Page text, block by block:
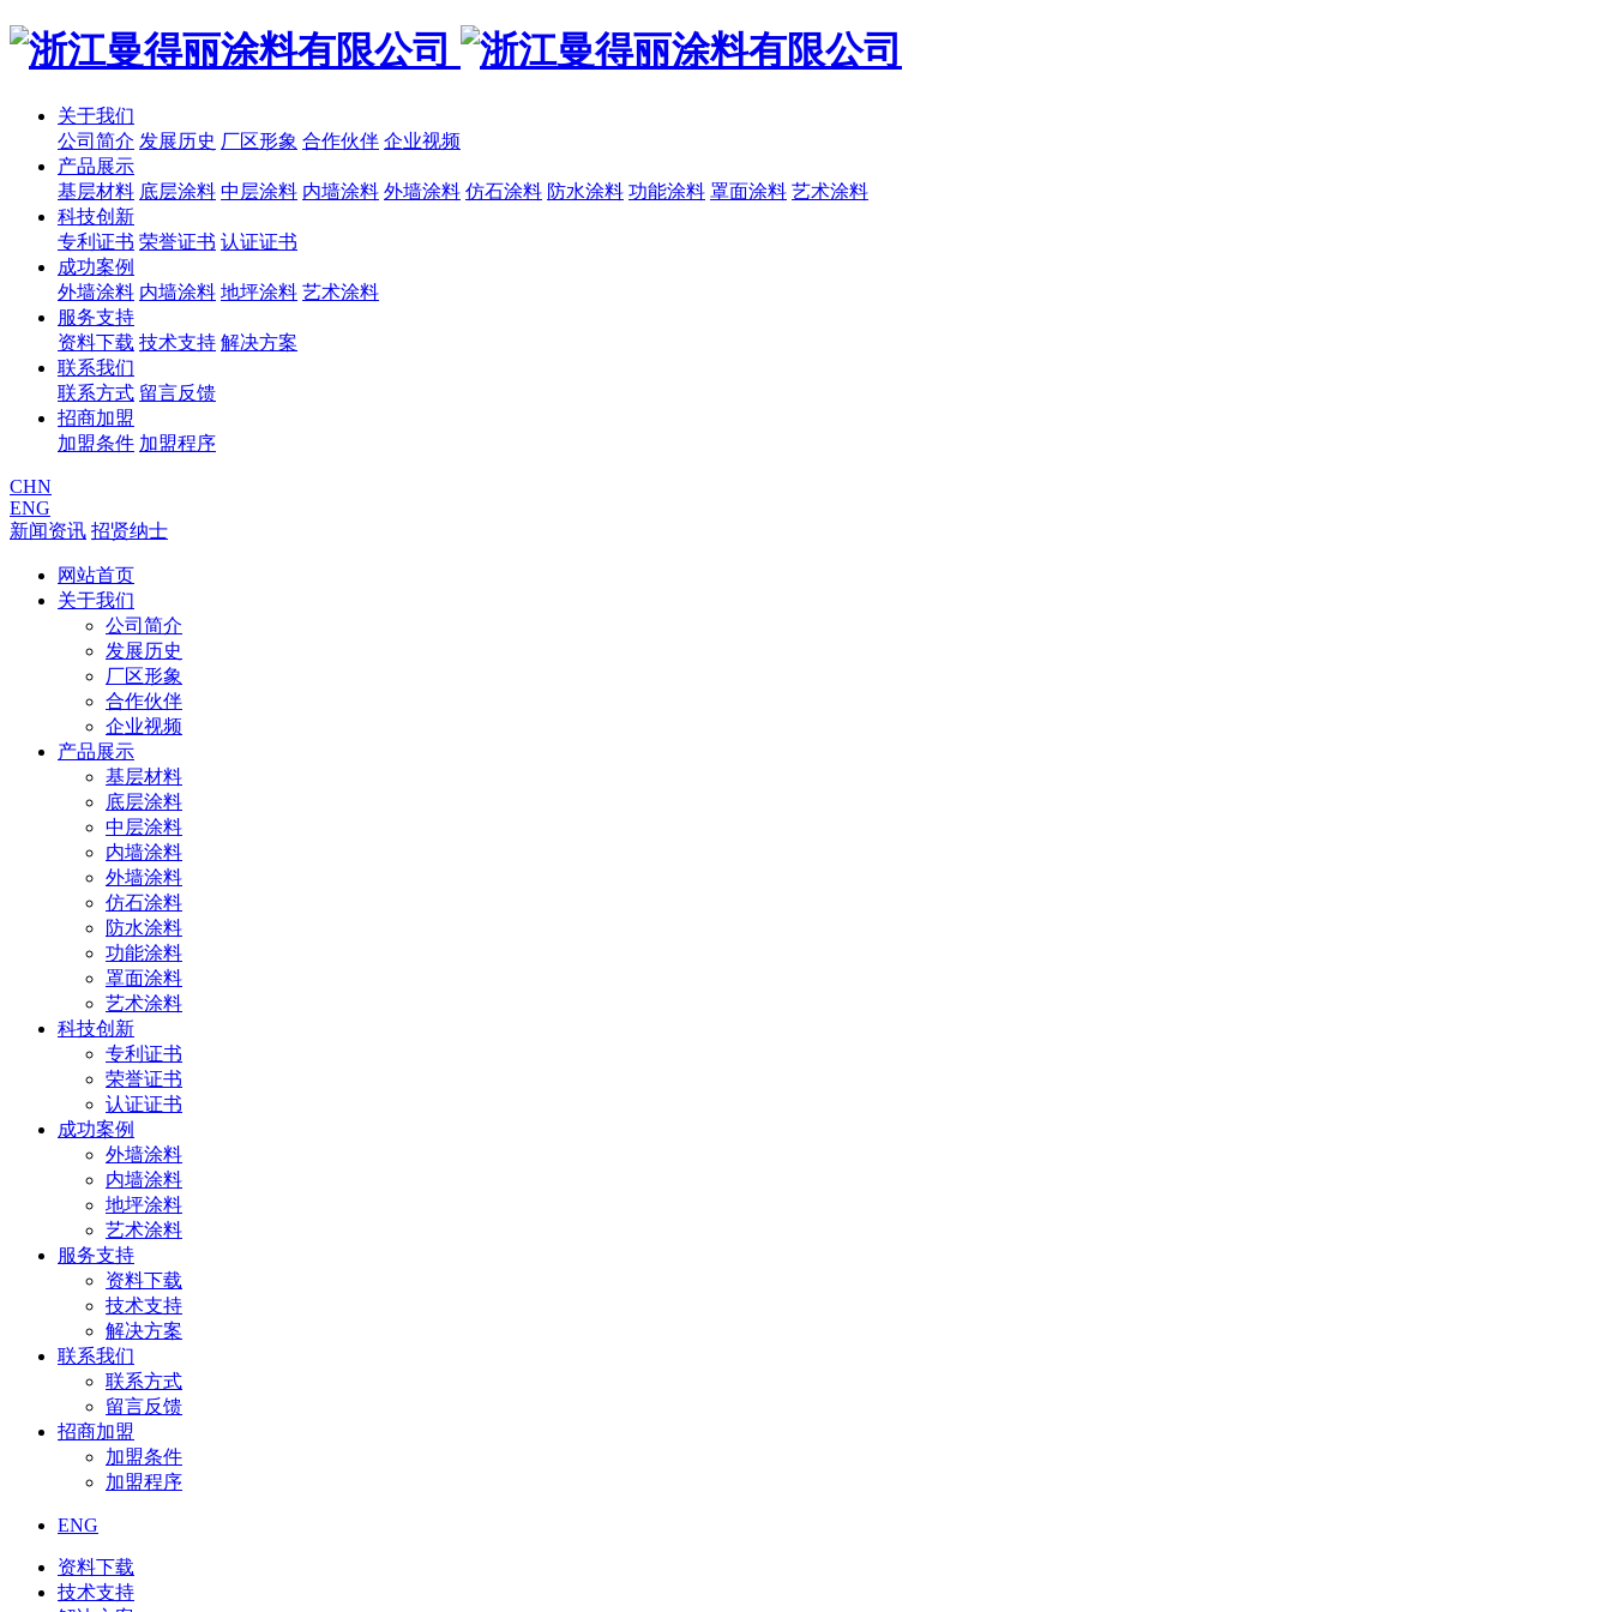
关于我们
公司简介 发展历史 厂区形象 合作伙伴 企业视频
产品展示
基层材料 底层涂料 中层涂料 内墙涂料 外墙涂料 仿石涂料 防水涂料 功能涂料 罩面涂料 艺术涂料
科技创新
专利证书 荣誉证书 认证证书
成功案例
外墙涂料 内墙涂料 地坪涂料 艺术涂料
服务支持
资料下载 技术支持 解决方案
联系我们
联系方式 留言反馈
招商加盟
加盟条件 加盟程序
CHN
ENG
新闻资讯 招贤纳士
网站首页
关于我们
公司简介
发展历史
厂区形象
合作伙伴
企业视频
产品展示
基层材料
底层涂料
中层涂料
内墙涂料
外墙涂料
仿石涂料
防水涂料
功能涂料
罩面涂料
艺术涂料
科技创新
专利证书
荣誉证书
认证证书
成功案例
外墙涂料
内墙涂料
地坪涂料
艺术涂料
服务支持
资料下载
技术支持
解决方案
联系我们
联系方式
留言反馈
招商加盟
加盟条件
加盟程序
ENG
资料下载
技术支持